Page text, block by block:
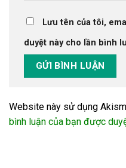
Lưu tên của tôi,
duyệt này cho lần bình
Website này sử dụng
bình luận của bạn được